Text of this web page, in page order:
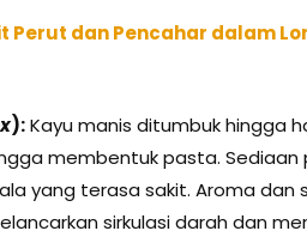
Perut dan Pencahar dalam
):Kayu manis ditumbuk hingga
membentuk pasta. Sediaan
yang terasa sakit. Aroma dan
sirkulasi darah dan